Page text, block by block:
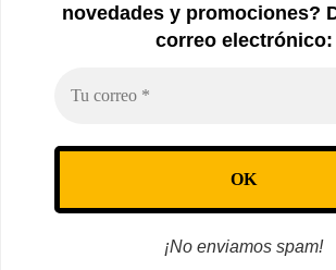
novedades y promociones?
correo electrónico:
¡No enviamos spam!